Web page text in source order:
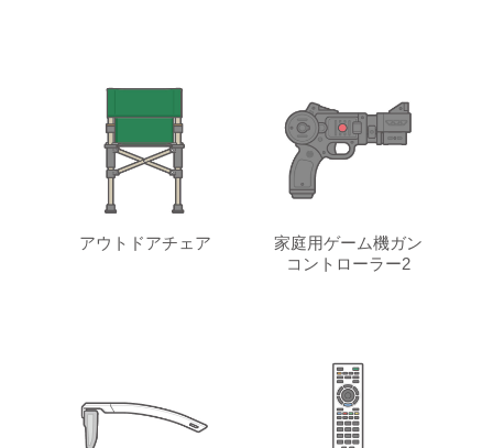
アウトドアチェア
家庭用ゲーム機ガン
コントローラー2